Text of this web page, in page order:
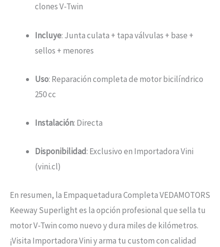
clones V-Twin
Incluye: Junta culata + tapa válvulas + base +
sellos + menores
Uso: Reparación completa de motor bicilíndrico
250 cc
Instalación: Directa
Disponibilidad: Exclusivo en Importadora Vini
(vini.cl)
En resumen, la Empaquetadura Completa VEDAMOTORS
Keeway Superlight es la opción profesional que sella tu
motor V-Twin como nuevo y dura miles de kilómetros.
¡Visita Importadora Vini y arma tu custom con calidad